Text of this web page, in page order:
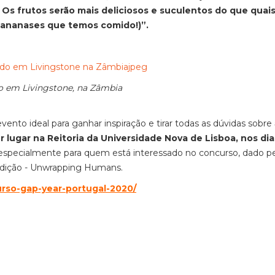
frutos serão mais deliciosos e suculentos do que
que temos comido!)”.
em Livingstone, na Zâmbia
ideal para ganhar inspiração e tirar todas as dúvidas sobre
lugar na Reitoria da Universidade Nova de Lisboa, nos
para quem está interessado no concurso, dado
- Unwrapping Humans.
gap-year-portugal-2020/